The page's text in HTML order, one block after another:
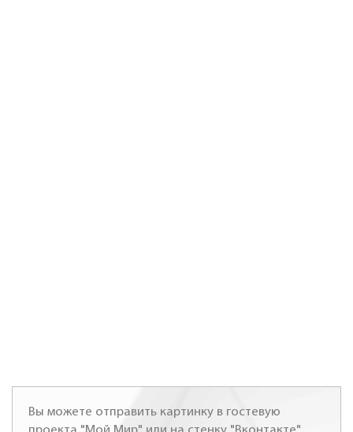
Вы можете отправить картинку в гостевую